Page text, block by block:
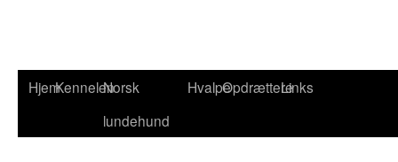
HjemKennelenNorsk
lundehund
HvalpeOpdrættereLinks